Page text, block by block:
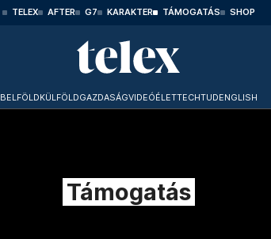
TELEX AFTER G7 KARAKTER TÁMOGATÁS SHOP
BELFÖLDKÜLFÖLDGAZDASÁGVIDEÓÉLETTECHTUDENGLISH
Támogatás